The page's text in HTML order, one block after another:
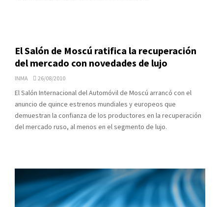
El Salón de Moscú ratifica la recuperación
del mercado con novedades de lujo
INMA 26/08/2010
El Salón Internacional del Automóvil de Moscú arrancó con el
anuncio de quince estrenos mundiales y europeos que
demuestran la confianza de los productores en la recuperación
del mercado ruso, al menos en el segmento de lujo.